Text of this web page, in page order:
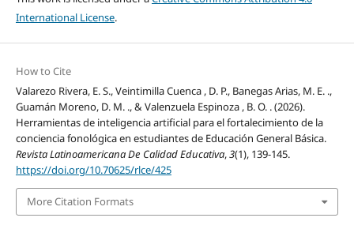
International License.
How to Cite
Valarezo Rivera, E. S., Veintimilla Cuenca , D. P., Banegas Arias, M. E. .,
Guamán Moreno, D. M. ., & Valenzuela Espinoza , B. O. . (2026).
Herramientas de inteligencia artificial para el fortalecimiento de la
conciencia fonológica en estudiantes de Educación General Básica.
Revista Latinoamericana De Calidad Educativa,3(1), 139-145.
https://doi.org/10.70625/rlce/425
More Citation Formats